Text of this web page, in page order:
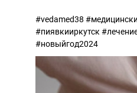
#vedamed38
#пиявкииркутск
#новыйгод2024